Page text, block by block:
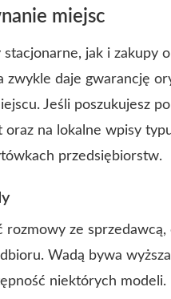
miejsc
jak i zakupy
zwykle daje gwarancję
Jeśli poszukujesz
na lokalne wpisy
przedsiębiorstw.
ze
Wadą bywa
niektórych modeli.